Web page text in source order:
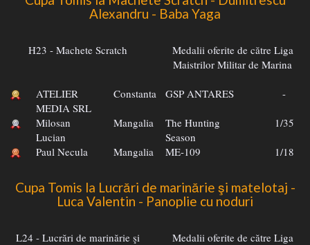
Alexandru - Baba Yaga
H23 - Machete Scratch
Medalii oferite de către Liga
Maistrilor Militar de Marina
ATELIER
MEDIA SRL
Constanta GSP ANTARES -
Milosan
Lucian
Mangalia
The Hunting
Season
1/35
Paul Necula Mangalia ME-109 1/18
Cupa Tomis la Lucrări de marinărie şi matelotaj -
Luca Valentin - Panoplie cu noduri
L24 - Lucrări de marinărie şi
Medalii oferite de către Liga